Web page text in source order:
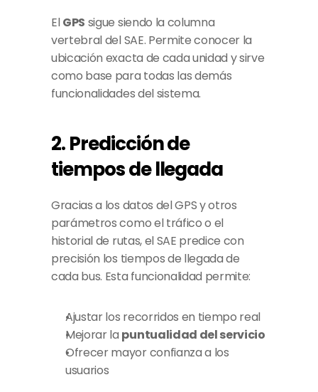
El GPS sigue siendo la columna
vertebral del SAE. Permite conocer la
ubicación exacta de cada unidad y sirve
como base para todas las demás
funcionalidades del sistema.
2. Predicción de
tiempos de llegada
Gracias a los datos del GPS y otros
parámetros como el tráfico o el
historial de rutas, el SAE predice con
precisión los tiempos de llegada de
cada bus. Esta funcionalidad permite:
Ajustar los recorridos en tiempo real
Mejorar la puntualidad del servicio
Ofrecer mayor confianza a los
usuarios